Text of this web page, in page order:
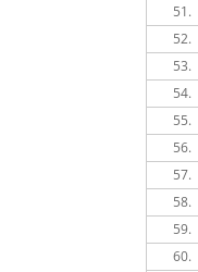
51.
52.
53.
54.
55.
56.
57.
58.
59.
60.